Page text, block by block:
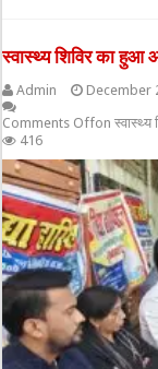
स्वास्थ्य शिविर का हुआ
Admin
December
Comments Offon स्वास्थ्य
416